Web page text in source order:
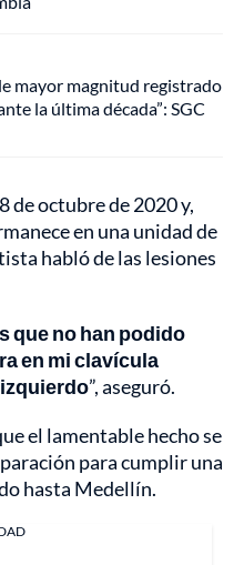
mayor magnitud registrado
la última década”: SGC
de octubre de 2020 y,
en una unidad de
habló de las lesiones
que no han podido
en mi clavícula
”, aseguró.
el lamentable hecho se
para cumplir una
hasta Medellín.